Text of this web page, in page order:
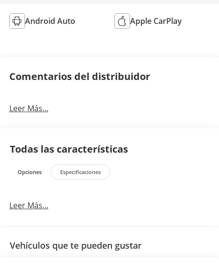
Android Auto Apple CarPlay
Comentarios del distribuidor
Leer Más...
Todas las características
Opciones Especificaciones
Leer Más...
Vehículos que te pueden gustar